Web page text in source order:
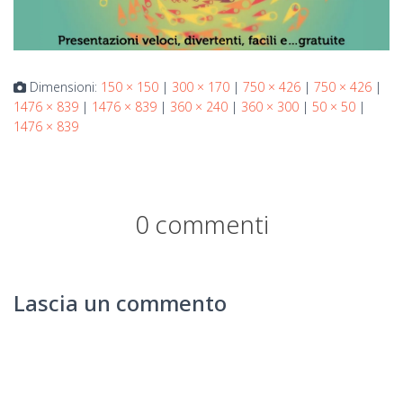
Dimensioni: 150 × 150 | 300 × 170 | 750 × 426 | 750 × 426 |
1476 × 839 | 1476 × 839 | 360 × 240 | 360 × 300 | 50 × 50 |
1476 × 839
0 commenti
Lascia un commento